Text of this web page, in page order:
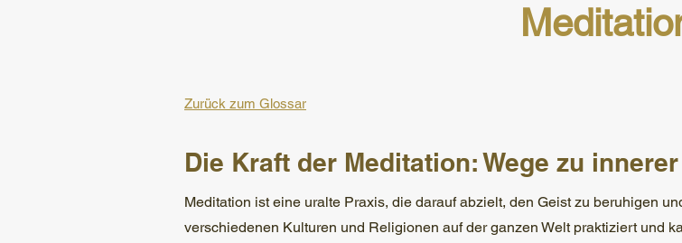
Zurück zum Glossar
Die Kraft der Meditation: Wege zu
Meditation ist eine uralte Praxis, die darauf abzielt, den Geist zu beruhigen
verschiedenen Kulturen und Religionen auf der ganzen Welt praktiziert und